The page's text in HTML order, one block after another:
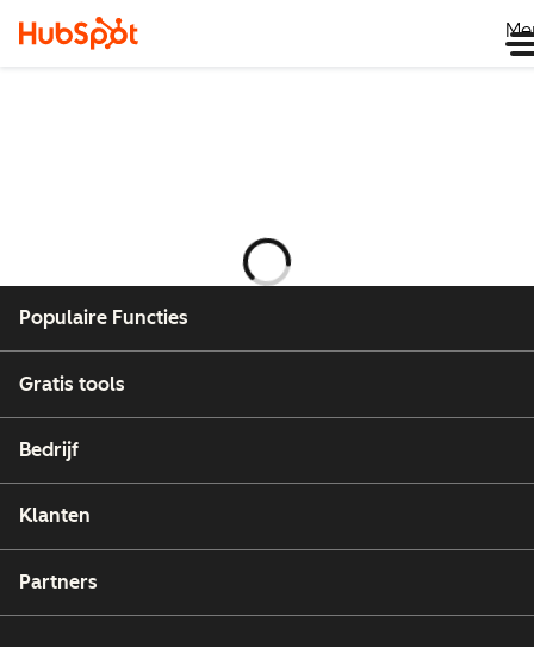
Wordt
geladen
Populaire Functies
Gratis tools
Bedrijf
Klanten
Partners